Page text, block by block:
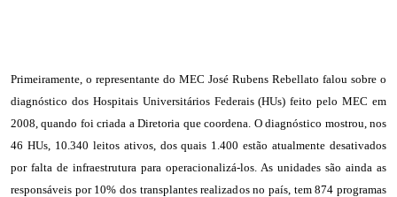
Primeiramente, o representante do MEC José Rubens Rebellato falou sobre o
diagnóstico dos Hospitais Universitários Federais (HUs) feito pelo MEC em
2008, quando foi criada a Diretoria que coordena. O diagnóstico mostrou, nos
46 HUs, 10.340 leitos ativos, dos quais 1.400 estão atualmente desativados
por falta de infraestrutura para operacionalizá-los. As unidades são ainda as
responsáveis por 10% dos transplantes realizados no país, tem 874 programas